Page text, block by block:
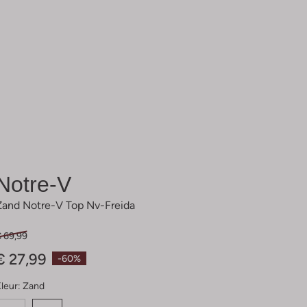
V
Notre-V Top Nv-Freida
-60%
69,99
27,99
Zand